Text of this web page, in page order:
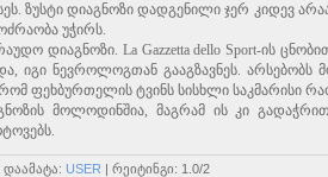
ზუსტი დიაგნოზი დადგენილი ჯერ კიდევ
უჭირს.
დიაგნოზი. La Gazzetta dello Sport-ის
იგი ნევროლოგთან გააგზავნეს. არსებობს
ფეხბურთელის ტვინს სისხლი საკმარისი
მოლოდინშია, მაგრამ ის კი
ᲓᲐᲐᲛᲐᲢᲐ: USER | ᲠᲔᲘᲢᲘᲜᲒᲘ: 1.0/2